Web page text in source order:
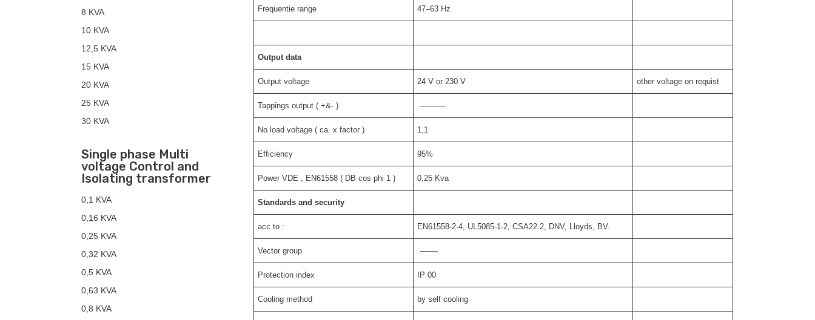
8 KVA
10 KVA
12,5 KVA
15 KVA
20 KVA
25 KVA
30 KVA
Single phase Multi
voltage Control and
Isolating transformer
0,1 KVA
0,16 KVA
0,25 KVA
0,32 KVA
0,5 KVA
0,63 KVA
0,8 KVA
Frequentie range 47–63 Hz
Output data
Output voltage 24 V or 230 V other voltage on requist
Tappings output ( +&- ) .———-
No load voltage ( ca. x factor ) 1,1
Efficiency 95%
Power VDE , EN61558 ( DB cos phi 1 ) 0,25 Kva
Standards and security
acc to : EN61558-2-4, UL5085-1-2, CSA22.2, DNV, Lloyds, BV.
Vector group .——-
Protection index IP 00
Cooling method by self cooling